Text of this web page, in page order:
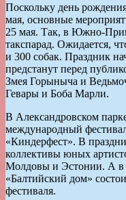
Поскольку день
мая, основные
25 мая. Так, в Южно-
такспарад. Ожидается,
и 300 собак. Праздник
предстанут перед
Змея Горыныча и
Гевары и Боба Марли.
В Александровском
международный
«Киндерфест». В
коллективы юных
Молдовы и Эстонии. А в
«Балтийский дом»
фестиваля.